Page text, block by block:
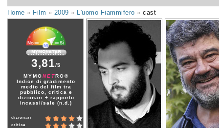
Home » Film » 2009 » L'uomo Fiammifero »cast
3,81/5
MYMONETRO®
Indice di gradimento
medio del film tra
pubblico, critica e
dizionari + rapporto
incassi/sale (n.d.)
dizionari
critica